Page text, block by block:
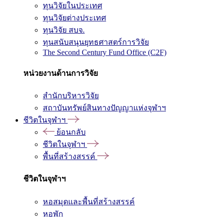
ทุนวิจัยในประเทศ
ทุนวิจัยต่างประเทศ
ทุนวิจัย สบจ.
ทุนสนับสนุนยุทธศาสตร์การวิจัย
The Second Century Fund Office (C2F)
หน่วยงานด้านการวิจัย
สำนักบริหารวิจัย
สถาบันทรัพย์สินทางปัญญาแห่งจุฬาฯ
ชีวิตในจุฬาฯ
ย้อนกลับ
ชีวิตในจุฬาฯ
พื้นที่สร้างสรรค์
ชีวิตในจุฬาฯ
หอสมุดและพื้นที่สร้างสรรค์
หอพัก